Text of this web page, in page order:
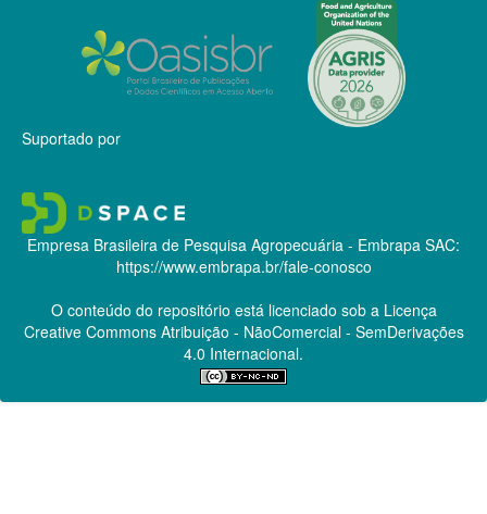
Suportado por
Empresa Brasileira de Pesquisa Agropecuária - Embrapa SAC:
https://www.embrapa.br/fale-conosco
O conteúdo do repositório está licenciado sob a Licença
Creative CommonsAtribuição - NãoComercial - SemDerivações
4.0 Internacional.